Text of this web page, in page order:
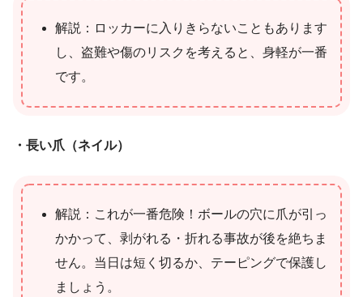
解説：ロッカーに入りきらないこともあります
し、盗難や傷のリスクを考えると、身軽が一番
です。
・長い爪（ネイル）
解説：これが一番危険！ボールの穴に爪が引っ
かかって、剥がれる・折れる事故が後を絶ちま
せん。当日は短く切るか、テーピングで保護し
ましょう。